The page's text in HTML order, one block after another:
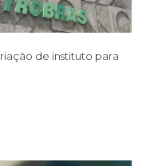
de instituto para